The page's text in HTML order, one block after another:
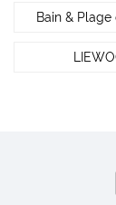
Bain &